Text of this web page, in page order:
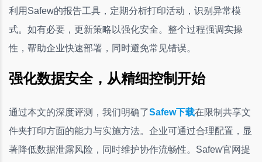
利用Safew的报告工具，定期分析打印活动，识别异常模
式。如有必要，更新策略以强化安全。整个过程强调实操
性，帮助企业快速部署，同时避免常见错误。
强化数据安全，从精细控制开始
通过本文的深度评测，我们明确了Safew下载在限制共享文
件夹打印方面的能力与实施方法。企业可通过合理配置，显
著降低数据泄露风险，同时维护协作流畅性。Safew官网提